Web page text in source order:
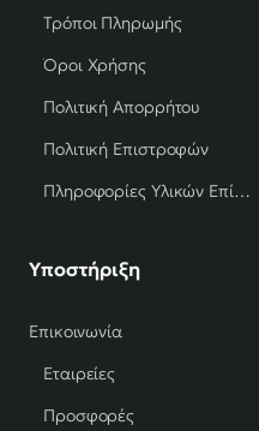
Τρόποι Πληρωμής
Όροι Χρήσης
Πολιτική Απορρήτου
Πολιτική Επιστροφών
Πληροφορίες Υλικών Επίπλων
Υποστήριξη
Επικοινωνία
Εταιρείες
Προσφορές